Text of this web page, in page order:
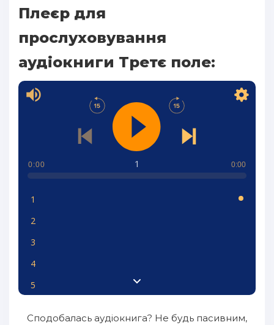
Плеєр для
прослуховування
аудіокниги Третє поле:
1
0:00 0:00
1
2
3
4
5
Сподобалась аудіокнига? Не будь пасивним,